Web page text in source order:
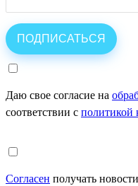
Даю свое согласие на
соответствии с политикой
Согласен получать